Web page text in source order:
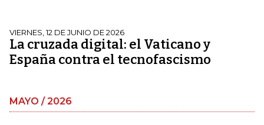
VIERNES, 12 DE JUNIO DE 2026
La cruzada digital: el Vaticano y
España contra el tecnofascismo
MAYO / 2026